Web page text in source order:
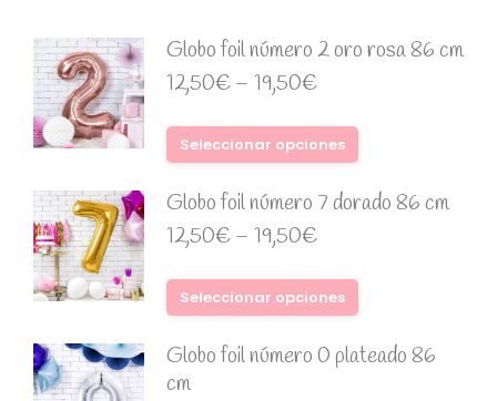
Globo foil número 2 oro rosa 86 cm
12,50€– 19,50€
Seleccionar opciones
Globo foil número 7 dorado 86 cm
12,50€– 19,50€
Seleccionar opciones
Globo foil número 0 plateado 86
cm